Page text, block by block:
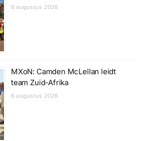
6 augustus 2026
MXoN: Camden McLellan leidt
team Zuid-Afrika
6 augustus 2026